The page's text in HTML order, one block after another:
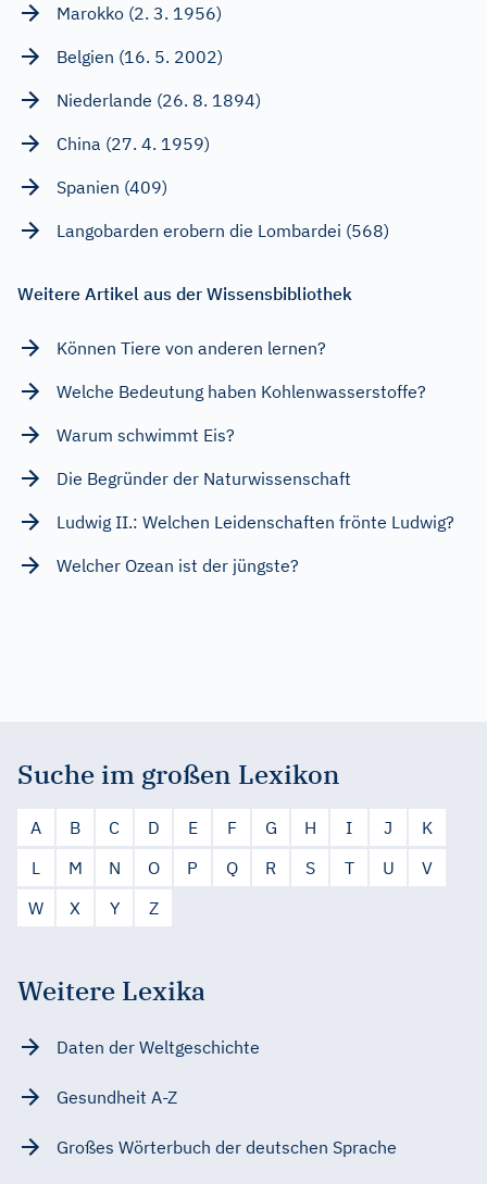
Marokko (2. 3. 1956)
Belgien (16. 5. 2002)
Niederlande (26. 8. 1894)
China (27. 4. 1959)
Spanien (409)
Langobarden erobern die Lombardei (568)
Weitere Artikel aus der Wissensbibliothek
Können Tiere von anderen lernen?
Welche Bedeutung haben Kohlenwasserstoffe?
Warum schwimmt Eis?
Die Begründer der Naturwissenschaft
Ludwig II.: Welchen Leidenschaften frönte Ludwig?
Welcher Ozean ist der jüngste?
Suche im großen Lexikon
A B C D E F G H I J
K
L
M N O P Q R S T U
V
W
X Y Z
Weitere Lexika
Daten der Weltgeschichte
Gesundheit A-Z
Großes Wörterbuch der deutschen Sprache